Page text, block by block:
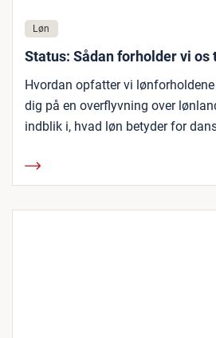
Løn
Status: Sådan forholder vi os
Hvordan opfatter vi
dig på en overflyvning over
indblik i, hvad løn betyder for